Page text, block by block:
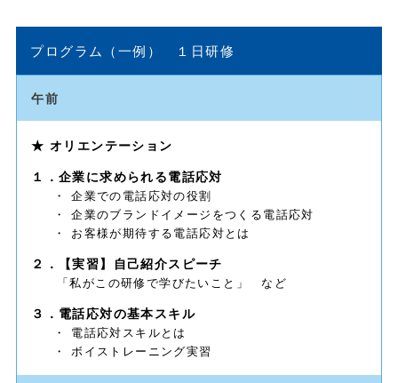
プログラム（一例） １日研修
午前
★ オリエンテーション
１．企業に求められる電話応対
・ 企業での電話応対の役割
・ 企業のブランドイメージをつくる電話応対
・ お客様が期待する電話応対とは
２．【実習】自己紹介スピーチ
「私がこの研修で学びたいこと」 など
３．電話応対の基本スキル
・ 電話応対スキルとは
・ ボイストレーニング実習